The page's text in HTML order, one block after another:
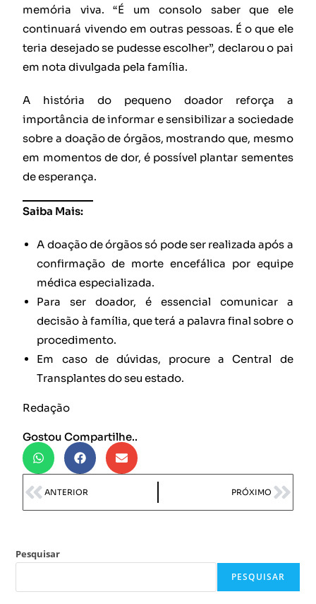
memória viva. “É um consolo saber que ele
continuará vivendo em outras pessoas. É o que ele
teria desejado se pudesse escolher”, declarou o pai
em nota divulgada pela família.
A história do pequeno doador reforça a
importância de informar e sensibilizar a sociedade
sobre a doação de órgãos, mostrando que, mesmo
em momentos de dor, é possível plantar sementes
de esperança.
Saiba Mais:
A doação de órgãos só pode ser realizada após a
confirmação de morte encefálica por equipe
médica especializada.
Para ser doador, é essencial comunicar a
decisão à família, que terá a palavra final sobre o
procedimento.
Em caso de dúvidas, procure a Central de
Transplantes do seu estado.
Redação
Gostou Compartilhe..
ANTERIOR PRÓXIMO
Pesquisar
PESQUISAR